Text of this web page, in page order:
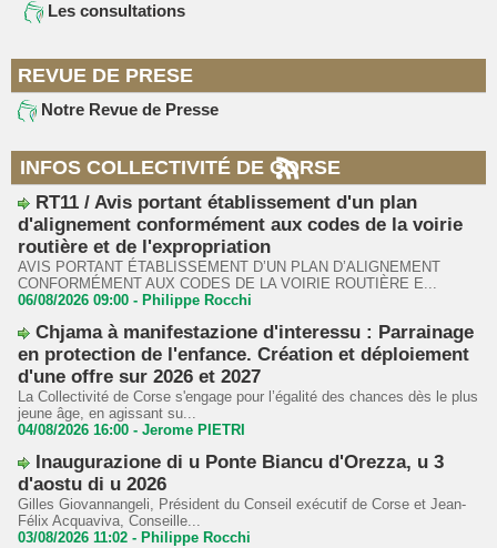
Les consultations
REVUE DE PRESE
Notre Revue de Presse
INFOS COLLECTIVITÉ DE CORSE
RT11 / Avis portant établissement d'un plan
d'alignement conformément aux codes de la voirie
routière et de l'expropriation
AVIS PORTANT ÉTABLISSEMENT D’UN PLAN D’ALIGNEMENT
CONFORMÉMENT AUX CODES DE LA VOIRIE ROUTIÈRE E...
06/08/2026 09:00 - Philippe Rocchi
Chjama à manifestazione d'interessu : Parrainage
en protection de l'enfance. Création et déploiement
d'une offre sur 2026 et 2027
La Collectivité de Corse s'engage pour l’égalité des chances dès le plus
jeune âge, en agissant su...
04/08/2026 16:00 - Jerome PIETRI
Inaugurazione di u Ponte Biancu d'Orezza, u 3
d'aostu di u 2026
Gilles Giovannangeli, Président du Conseil exécutif de Corse et Jean-
Félix Acquaviva, Conseille...
03/08/2026 11:02 - Philippe Rocchi